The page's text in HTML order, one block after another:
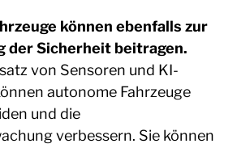
können ebenfalls zur
der Sicherheit beitragen.
von Sensoren und KI-
autonome Fahrzeuge
und die
verbessern. Sie können